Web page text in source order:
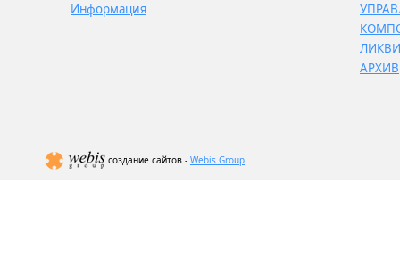
Информация
АРХИВ
создание сайтов - Webis Group